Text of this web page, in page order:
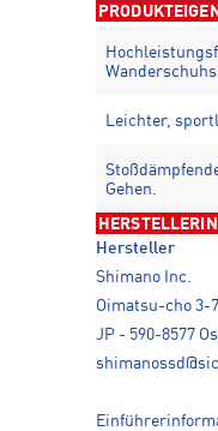
Leichter,
Gehen.
Hersteller
Shimano Inc.
Oimatsu-cho 3-
JP - 590-8577